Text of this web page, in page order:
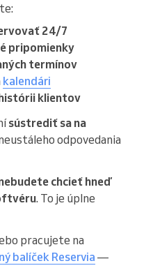
24/7
pripomienky
termínov
kalendári
klientov
sústrediť sa na
odpovedania
chcieť hneď
. To je úplne
pracujete na
balíček Reservia—